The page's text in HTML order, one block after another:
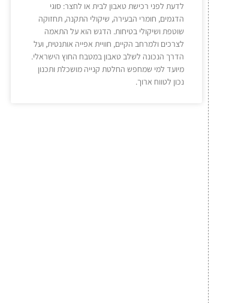
לדעת לפני רכישת טאבון לבית או לחצר: סוגי
הדגמים, חומרי הבעירה, שיקולי התקנה, תחזוקה
שוטפת ושיקולי בטיחות. הדגש הוא על התאמה
לצרכים ולמרחב הקיים, חוויית אפייה אותנטית, ועל
הדרך הנכונה לשלב טאבון במטבח החוץ הישראלי.
מיועד למי שמחפש החלטת קנייה מושכלת ותכנון
נכון לטווח ארוך.